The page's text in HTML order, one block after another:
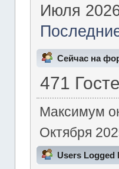
Июля
Сейчас на
471
Максимум
Октября
Users Logged